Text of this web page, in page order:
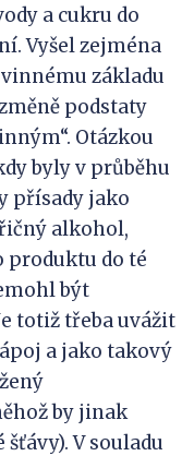
a cukru do
Vyšel zejména
základu
podstaty
Otázkou
byly v průběhu
přísady jako
alkohol,
produktu do té
být
totiž třeba uvážit
a jako takový
by jinak
V souladu